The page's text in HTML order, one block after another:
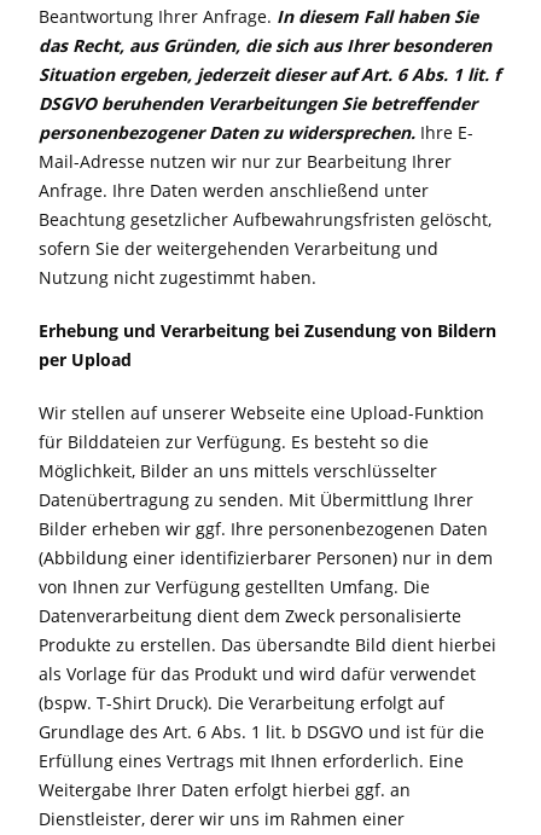
Beantwortung Ihrer Anfrage. In diesem Fall haben Sie
das Recht, aus Gründen, die sich aus Ihrer besonderen
Situation ergeben, jederzeit dieser auf Art. 6 Abs. 1 lit. f
DSGVO beruhenden Verarbeitungen Sie betreffender
personenbezogener Daten zu widersprechen. Ihre E-
Mail-Adresse nutzen wir nur zur Bearbeitung Ihrer
Anfrage. Ihre Daten werden anschließend unter
Beachtung gesetzlicher Aufbewahrungsfristen gelöscht,
sofern Sie der weitergehenden Verarbeitung und
Nutzung nicht zugestimmt haben.
Erhebung und Verarbeitung bei Zusendung von Bildern
per Upload
Wir stellen auf unserer Webseite eine Upload-Funktion
für Bilddateien zur Verfügung. Es besteht so die
Möglichkeit, Bilder an uns mittels verschlüsselter
Datenübertragung zu senden. Mit Übermittlung Ihrer
Bilder erheben wir ggf. Ihre personenbezogenen Daten
(Abbildung einer identifizierbarer Personen) nur in dem
von Ihnen zur Verfügung gestellten Umfang. Die
Datenverarbeitung dient dem Zweck personalisierte
Produkte zu erstellen. Das übersandte Bild dient hierbei
als Vorlage für das Produkt und wird dafür verwendet
(bspw. T-Shirt Druck). Die Verarbeitung erfolgt auf
Grundlage des Art. 6 Abs. 1 lit. b DSGVO und ist für die
Erfüllung eines Vertrags mit Ihnen erforderlich. Eine
Weitergabe Ihrer Daten erfolgt hierbei ggf. an
Dienstleister, derer wir uns im Rahmen einer